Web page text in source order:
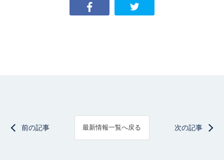
前の記事 最新情報一覧へ戻る 次の記事